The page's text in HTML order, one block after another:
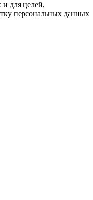
и для целей,
персональных данных